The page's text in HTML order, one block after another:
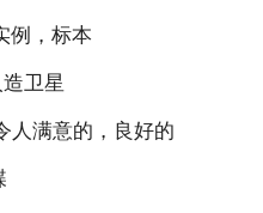
例，标本
卫星
人满意的，良好的